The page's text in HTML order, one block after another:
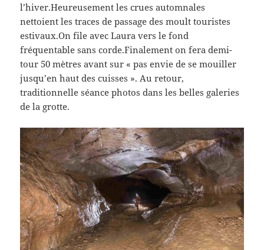
l’hiver.Heureusement les crues automnales
nettoient les traces de passage des moult touristes
estivaux.On file avec Laura vers le fond
fréquentable sans corde.Finalement on fera demi-
tour 50 mètres avant sur « pas envie de se mouiller
jusqu’en haut des cuisses ». Au retour,
traditionnelle séance photos dans les belles galeries
de la grotte.